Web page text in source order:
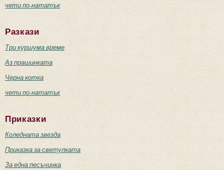
чети по-нататък
Разкази
Три куршума време
Аз прашинката
Черна котка
чети по-нататък
Приказки
Коледната звезда
Приказка за светулката
За една песъчинка